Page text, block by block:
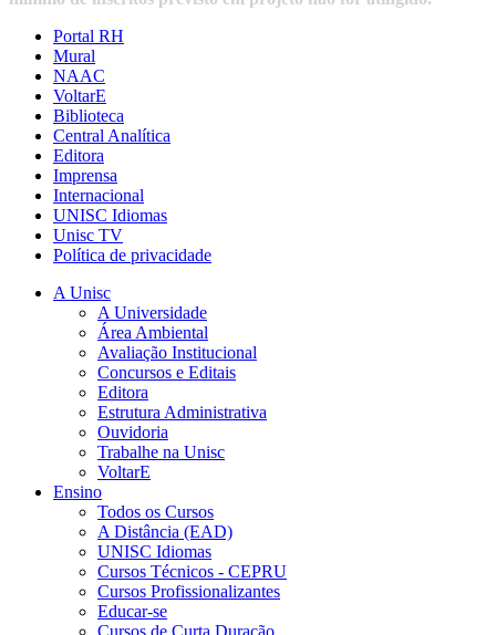
Portal RH
Mural
NAAC
VoltarE
Biblioteca
Central Analítica
Editora
Imprensa
Internacional
UNISC Idiomas
Unisc TV
Política de privacidade
A Unisc
A Universidade
Área Ambiental
Avaliação Institucional
Concursos e Editais
Editora
Estrutura Administrativa
Ouvidoria
Trabalhe na Unisc
VoltarE
Ensino
Todos os Cursos
A Distância (EAD)
UNISC Idiomas
Cursos Técnicos - CEPRU
Cursos Profissionalizantes
Educar-se
Cursos de Curta Duração